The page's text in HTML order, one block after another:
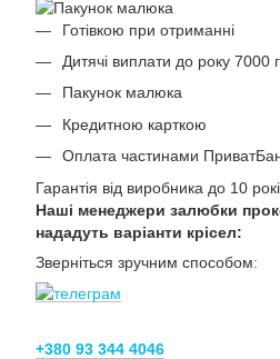
Готівкою при отриманні
Дитячі виплати до року 7000
Пакунок малюка
Кредитною карткою
Оплата частинами
Гарантія від виробника до 10
Наші менеджери залюбки
нададуть варіанти крісел:
Зверніться зручним способом:
+380 93 344 4046